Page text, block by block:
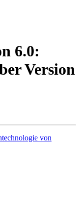
6.0:
Version
von